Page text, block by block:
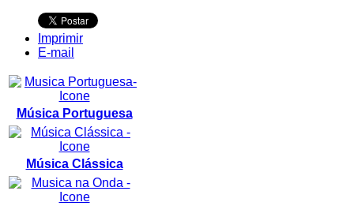
Imprimir
E-mail
Música Portuguesa
Música Clássica